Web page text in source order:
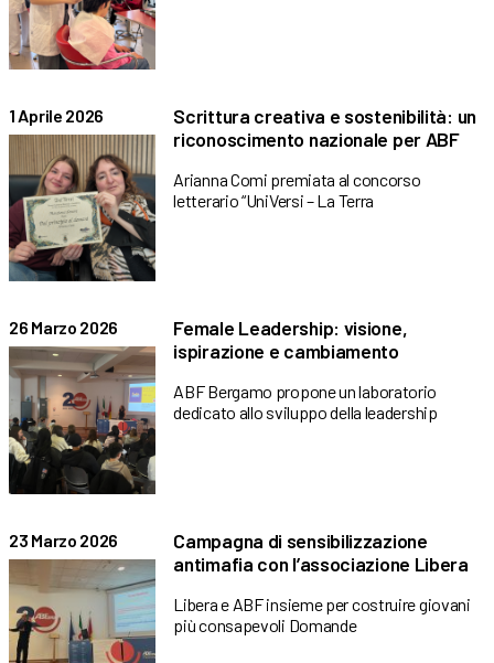
1 Aprile 2026
Scrittura creativa e sostenibilità: un
riconoscimento nazionale per ABF
Arianna Comi premiata al concorso
letterario “UniVersi – La Terra
26 Marzo 2026
Female Leadership: visione,
ispirazione e cambiamento
ABF Bergamo propone un laboratorio
dedicato allo sviluppo della leadership
23 Marzo 2026
Campagna di sensibilizzazione
antimafia con l’associazione Libera
Libera e ABF insieme per costruire giovani
più consapevoli Domande